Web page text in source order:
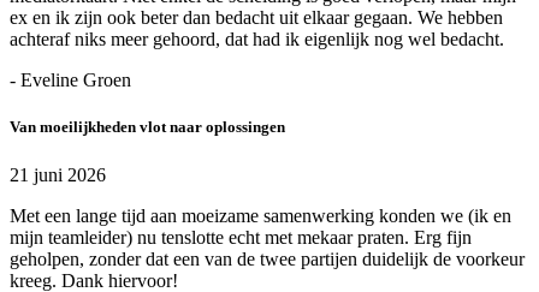
ex en ik zijn ook beter dan bedacht uit elkaar gegaan. We hebben
achteraf niks meer gehoord, dat had ik eigenlijk nog wel bedacht.
- Eveline Groen
Van moeilijkheden vlot naar oplossingen
21 juni 2026
Met een lange tijd aan moeizame samenwerking konden we (ik en
mijn teamleider) nu tenslotte echt met mekaar praten. Erg fijn
geholpen, zonder dat een van de twee partijen duidelijk de voorkeur
kreeg. Dank hiervoor!